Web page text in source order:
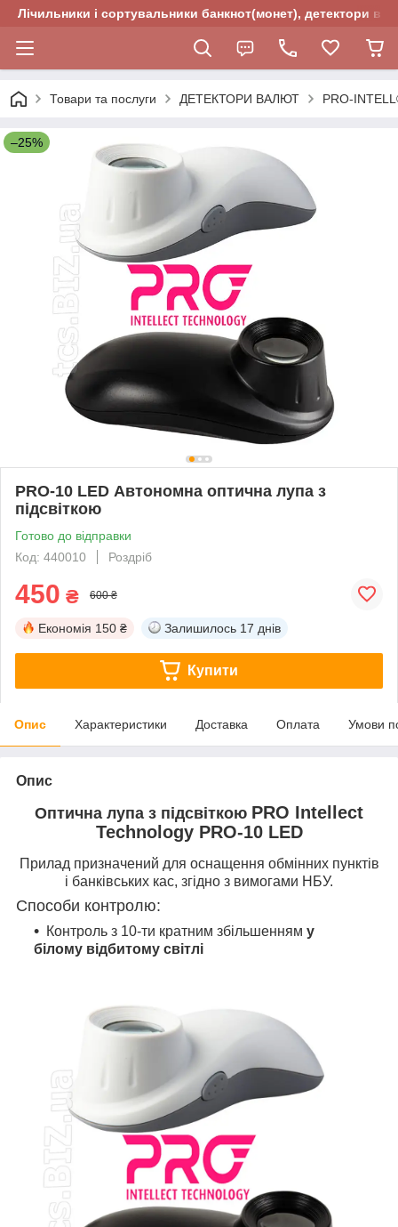
Лічильники і сортувальники банкнот(монет), детектори
Товари та послуги ДЕТЕКТОРИ ВАЛЮТ PRO-
–25%
PRO-10 LED Автономна оптична лупа з
підсвіткою
Готово до відправки
Код: 440010
Роздріб
450 ₴ 600 ₴
Економія 150 ₴ Залишилось 17 днів
Купити
Опис Характеристики Доставка Оплата Умови
Опис
Оптична лупа з підсвіткою PRO Intellect
Technology PRO-10 LED
Прилад призначений для оснащення обмінних пунктів
і банківських кас, згідно з вимогами НБУ.
Способи контролю:
Контроль з 10-ти кратним збільшенням у
білому відбитому світлі